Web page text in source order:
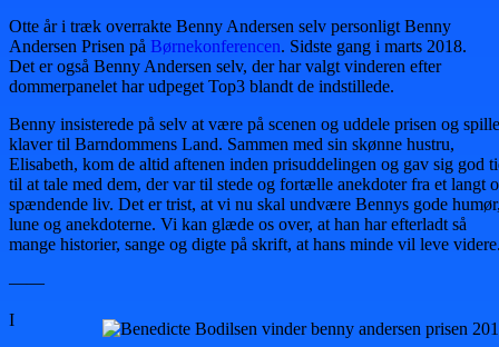
Otte år i træk overrakte Benny Andersen selv personligt Benny
Andersen Prisen på Børnekonferencen. Sidste gang i marts 2018.
Det er også Benny Andersen selv, der har valgt vinderen efter
dommerpanelet har udpeget Top3 blandt de indstillede.
Benny insisterede på selv at være på scenen og uddele prisen og spille
klaver til Barndommens Land. Sammen med sin skønne hustru,
Elisabeth, kom de altid aftenen inden prisuddelingen og gav sig god
til at tale med dem, der var til stede og fortælle anekdoter fra et langt
spændende liv. Det er trist, at vi nu skal undvære Bennys gode
lune og anekdoterne. Vi kan glæde os over, at han har efterladt så
mange historier, sange og digte på skrift, at hans minde vil leve
——
I